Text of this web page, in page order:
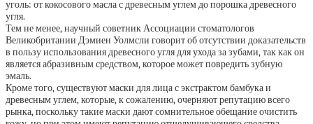
уголь: от кокосового масла с древесным углем до порошка древесного
угля.
Тем не менее, научный советник Ассоциации стоматологов
Великобритании Дэмиен Уолмсли говорит об отсутствии доказательств
в пользу использования древесного угля для ухода за зубами, так как он
является абразивным средством, которое может повредить зубную
эмаль.
Кроме того, существуют маски для лица с экстрактом бамбука и
древесным углем, которые, к сожалению, очерняют репутацию всего
рынка, поскольку такие маски дают сомнительное обещание очистить